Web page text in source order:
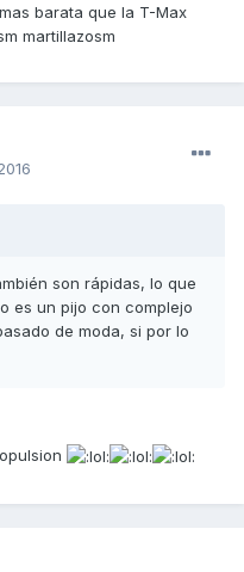
barata que la T-Max
martillazosm
son rápidas, lo que
es un pijo con complejo
de moda, si por lo